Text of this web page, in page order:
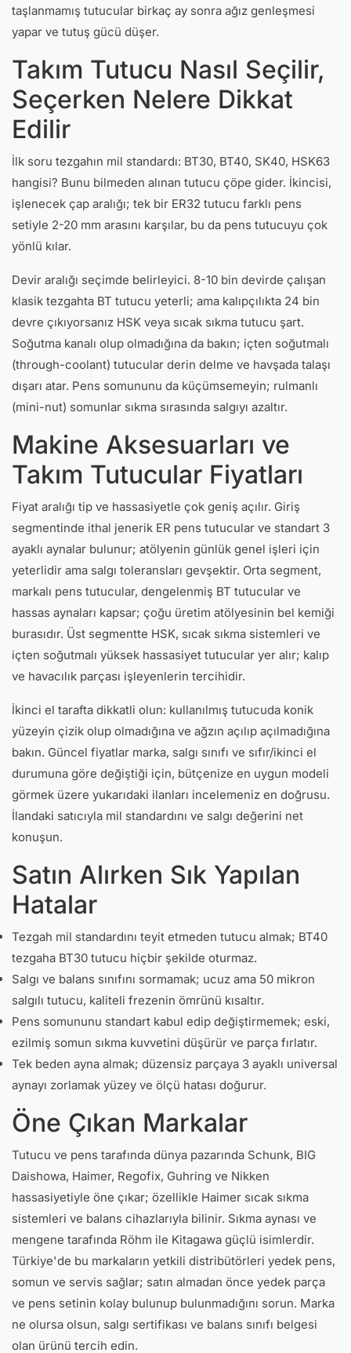
taşlanmamış tutucular birkaç ay sonra ağız genleşmesi
yapar ve tutuş gücü düşer.
Takım Tutucu Nasıl Seçilir,
Seçerken Nelere Dikkat
Edilir
İlk soru tezgahın mil standardı: BT30, BT40, SK40, HSK63
hangisi? Bunu bilmeden alınan tutucu çöpe gider. İkincisi,
işlenecek çap aralığı; tek bir ER32 tutucu farklı pens
setiyle 2-20 mm arasını karşılar, bu da pens tutucuyu çok
yönlü kılar.
Devir aralığı seçimde belirleyici. 8-10 bin devirde çalışan
klasik tezgahta BT tutucu yeterli; ama kalıpçılıkta 24 bin
devre çıkıyorsanız HSK veya sıcak sıkma tutucu şart.
Soğutma kanalı olup olmadığına da bakın; içten soğutmalı
(through-coolant) tutucular derin delme ve havşada talaşı
dışarı atar. Pens somununu da küçümsemeyin; rulmanlı
(mini-nut) somunlar sıkma sırasında salgıyı azaltır.
Makine Aksesuarları ve
Takım Tutucular Fiyatları
Fiyat aralığı tip ve hassasiyetle çok geniş açılır. Giriş
segmentinde ithal jenerik ER pens tutucular ve standart 3
ayaklı aynalar bulunur; atölyenin günlük genel işleri için
yeterlidir ama salgı toleransları gevşektir. Orta segment,
markalı pens tutucular, dengelenmiş BT tutucular ve
hassas aynaları kapsar; çoğu üretim atölyesinin bel kemiği
burasıdır. Üst segmentte HSK, sıcak sıkma sistemleri ve
içten soğutmalı yüksek hassasiyet tutucular yer alır; kalıp
ve havacılık parçası işleyenlerin tercihidir.
İkinci el tarafta dikkatli olun: kullanılmış tutucuda konik
yüzeyin çizik olup olmadığına ve ağzın açılıp açılmadığına
bakın. Güncel fiyatlar marka, salgı sınıfı ve sıfır/ikinci el
durumuna göre değiştiği için, bütçenize en uygun modeli
görmek üzere yukarıdaki ilanları incelemeniz en doğrusu.
İlandaki satıcıyla mil standardını ve salgı değerini net
konuşun.
Satın Alırken Sık Yapılan
Hatalar
Tezgah mil standardını teyit etmeden tutucu almak; BT40
tezgaha BT30 tutucu hiçbir şekilde oturmaz.
Salgı ve balans sınıfını sormamak; ucuz ama 50 mikron
salgılı tutucu, kaliteli frezenin ömrünü kısaltır.
Pens somununu standart kabul edip değiştirmemek; eski,
ezilmiş somun sıkma kuvvetini düşürür ve parça fırlatır.
Tek beden ayna almak; düzensiz parçaya 3 ayaklı universal
aynayı zorlamak yüzey ve ölçü hatası doğurur.
Öne Çıkan Markalar
Tutucu ve pens tarafında dünya pazarında Schunk, BIG
Daishowa, Haimer, Regofix, Guhring ve Nikken
hassasiyetiyle öne çıkar; özellikle Haimer sıcak sıkma
sistemleri ve balans cihazlarıyla bilinir. Sıkma aynası ve
mengene tarafında Röhm ile Kitagawa güçlü isimlerdir.
Türkiye'de bu markaların yetkili distribütörleri yedek pens,
somun ve servis sağlar; satın almadan önce yedek parça
ve pens setinin kolay bulunup bulunmadığını sorun. Marka
ne olursa olsun, salgı sertifikası ve balans sınıfı belgesi
olan ürünü tercih edin.